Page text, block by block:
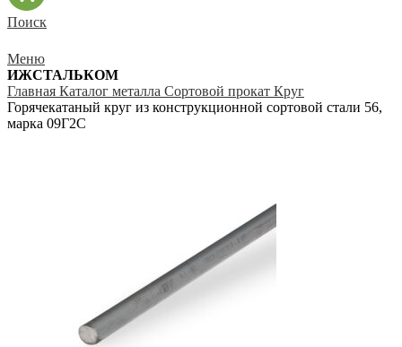
Поиск
Меню
ИЖСТАЛЬКОМ
Главная Каталог металла Сортовой прокат Круг
Горячекатаный круг из конструкционной сортовой стали 56,
марка 09Г2С